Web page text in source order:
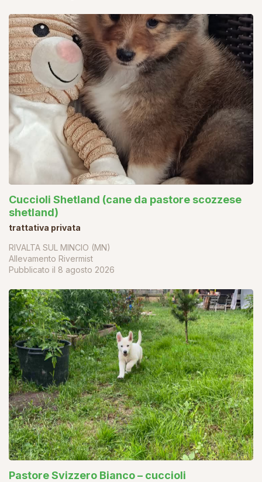
Cuccioli Shetland (cane da pastore scozzese
shetland)
trattativa privata
RIVALTA SUL MINCIO (MN)
Allevamento Rivermist
Pubblicato il 8 agosto 2026
Pastore Svizzero Bianco – cuccioli